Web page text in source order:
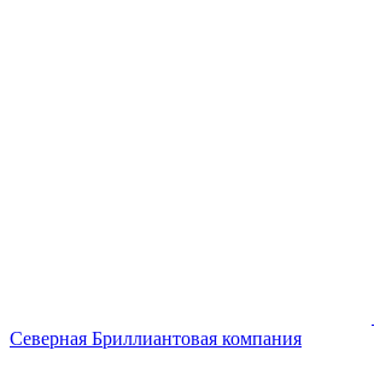
Северная Бриллиантовая компания